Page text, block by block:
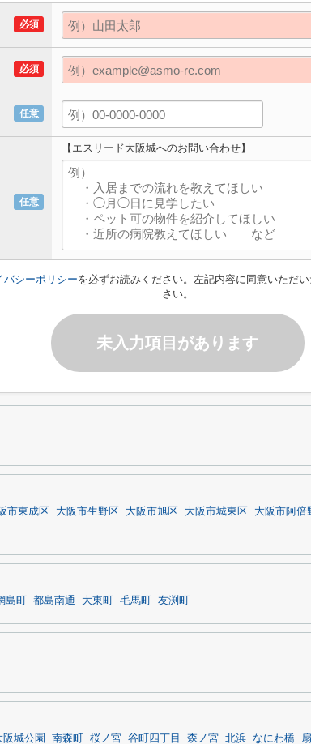
必須
必須
任意
任意
【エスリード大阪城へのお問い合わせ】
バシーポリシーを必ずお読みください。左記内容に同意いただ
さい。
未入力項目があります
市東成区 大阪市生野区 大阪市旭区 大阪市城東区 大阪市阿倍
島町 都島南通 大東町 毛馬町 友渕町
阪城公園 南森町 桜ノ宮 谷町四丁目 森ノ宮 北浜 なにわ橋